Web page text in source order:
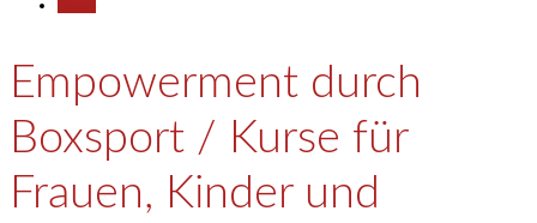
Empowerment durch
Boxsport / Kurse für
Frauen, Kinder und